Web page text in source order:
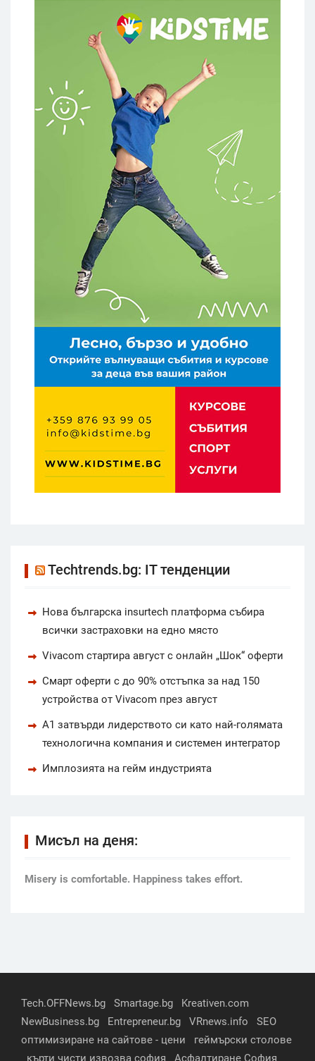
Techtrends.bg: IT тенденции
Нова българска insurtech платформа събира
всички застраховки на едно място
Vivacom стартира август с онлайн „Шок“ оферти
Смарт оферти с до 90% отстъпка за над 150
устройства от Vivacom през август
А1 затвърди лидерството си като най-голямата
технологична компания и системен интегратор
Имплозията на гейм индустрията
Мисъл на деня:
Мisery is comfortable. Happiness takes effort.
Tech.OFFNews.bg Smartage.bg
Kreativen.com
NewBusiness.bg
Entrepreneur.bg VRnews.info
SEO
оптимизиране на сайтове - цени
геймърски столове
кърти чисти извозва софия
Асфалтиране София